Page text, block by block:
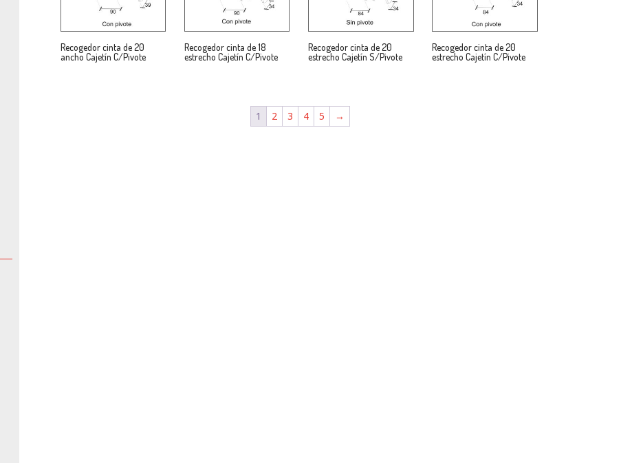
Recogedor cinta de 20
ancho Cajetín C/Pivote
Recogedor cinta de 18
estrecho Cajetín C/Pivote
Recogedor cinta de 20
estrecho Cajetín S/Pivote
Recogedor cinta de 20
estrecho Cajetín C/Pivote
1 2 3 4 5 →